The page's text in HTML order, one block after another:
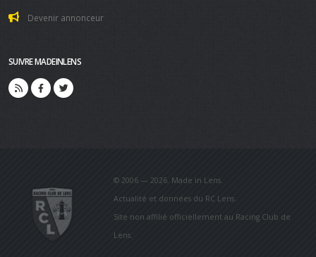
Devenir annonceur
SUIVRE MADEINLENS
© 2006 — 2026. Made in Lens.
Actualité et données du RC Lens.
Site non affilié officiellement au Racing Club de
Lens.